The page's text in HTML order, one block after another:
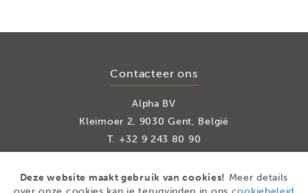
Contacteer ons
Alpha BV
Kleimoer 2, 9030 Gent, België
T. +32 9 243 80 90
Deze website maakt gebruik van cookies! Meer details